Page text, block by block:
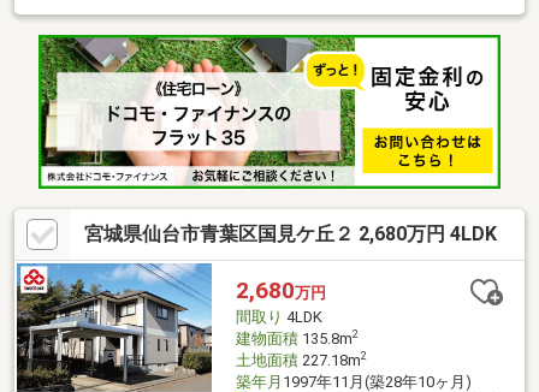
園…約１９０ｍ◎ローソン住吉台西四丁目店…約７２０ｍ◎ヤマザ
ワ住吉台店…約８５０ｍ◎住吉台小学校…約９８０ｍ◎住吉台中学
校…約１．２ｋｍ
宮城県仙台市青葉区国見ケ丘２ 2,680万円 4LDK
2,680万円
間取り 4LDK
建物面積135.8m2
土地面積227.18m2
築年月 1997年11月(築28年10ヶ月)